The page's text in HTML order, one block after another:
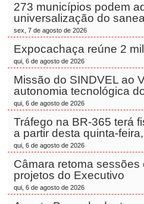
273 municípios podem
universalização do
sex, 7 de agosto de 2026
Expocachaça reúne 2
qui, 6 de agosto de 2026
Missão do SINDVEL ao
autonomia tecnológica
qui, 6 de agosto de 2026
Tráfego na BR-365 terá
a partir desta quinta-
qui, 6 de agosto de 2026
Câmara retoma sessões
projetos do Executivo
qui, 6 de agosto de 2026